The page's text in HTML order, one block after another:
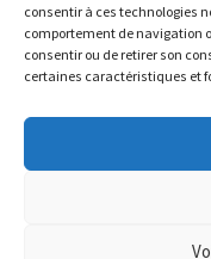
consentir à ces technologies
comportement de navigation
consentir ou de retirer son
certaines caractéristiques et
Tous droits
Aubrac2026 -